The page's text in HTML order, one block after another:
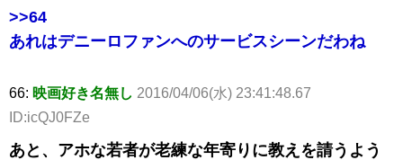
>>64
あれはデニーロファンへのサービスシーンだわね
66: 映画好き名無し 2016/04/06(水) 23:41:48.67
ID:icQJ0FZe
あと、アホな若者が老練な年寄りに教えを請うよう